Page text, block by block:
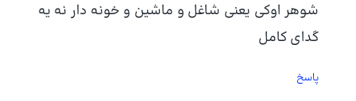
شوهر اوکی یعنی شاغل و ماشین و خونه دار نه یه
گدای کامل
پاسخ